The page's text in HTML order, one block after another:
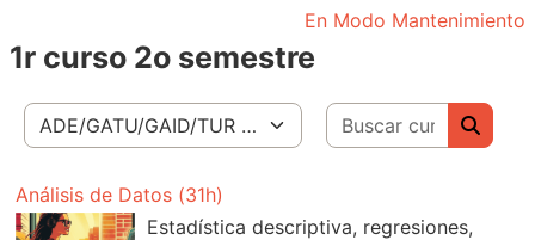
En Modo Mantenimiento
1r curso 2o semestre
Categorías
Buscar
Análisis de Datos (31h)
Estadística descriptiva, regresiones,